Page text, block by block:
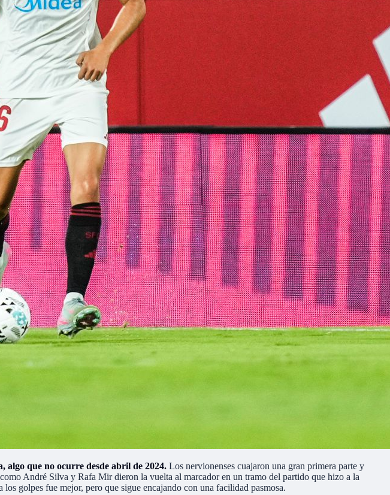
algo que no ocurre desde abril de 2024. Los nervionenses cuajaron una gran primera parte y
André Silva y Rafa Mir dieron la vuelta al marcador en un tramo del partido que hizo a la
golpes fue mejor, pero que sigue encajando con una facilidad pasmosa.